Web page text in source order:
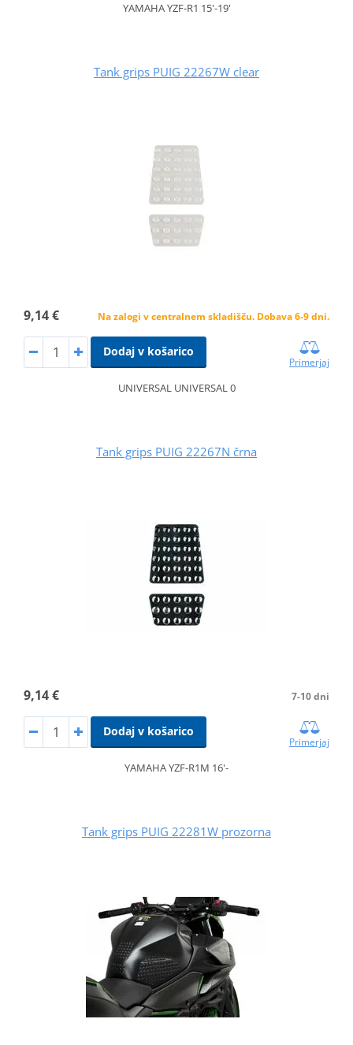
YAMAHA YZF-R1 15'-19'
Tank grips PUIG 22267W clear
9,14 € Na zalogi v centralnem skladišču. Dobava 6-9 dni.
Dodaj v košarico
Primerjaj
UNIVERSAL UNIVERSAL 0
Tank grips PUIG 22267N črna
9,14 € 7-10 dni
Dodaj v košarico
Primerjaj
YAMAHA YZF-R1M 16'-
Tank grips PUIG 22281W prozorna